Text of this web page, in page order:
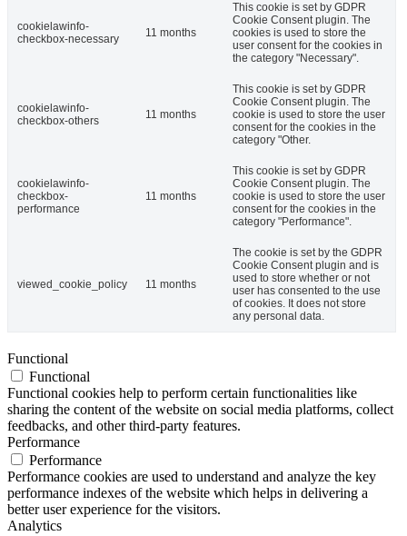
cookielawinfo-
checkbox-necessary
11 months
This cookie is set by GDPR
Cookie Consent plugin. The
cookies is used to store the
user consent for the cookies in
the category "Necessary".
cookielawinfo-
checkbox-others
11 months
This cookie is set by GDPR
Cookie Consent plugin. The
cookie is used to store the user
consent for the cookies in the
category "Other.
cookielawinfo-
checkbox-
performance
11 months
This cookie is set by GDPR
Cookie Consent plugin. The
cookie is used to store the user
consent for the cookies in the
category "Performance".
viewed_cookie_policy 11 months
The cookie is set by the GDPR
Cookie Consent plugin and is
used to store whether or not
user has consented to the use
of cookies. It does not store
any personal data.
Functional
Functional
Functional cookies help to perform certain functionalities like
sharing the content of the website on social media platforms, collect
feedbacks, and other third-party features.
Performance
Performance
Performance cookies are used to understand and analyze the key
performance indexes of the website which helps in delivering a
better user experience for the visitors.
Analytics